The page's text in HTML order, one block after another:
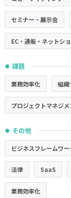
セミナー・展示会
EC・通販・ネットシ
● 課題
業務効率化 組織
プロジェクトマネジメ
● その他
ビジネスフレームワー
法律 SaaS
業務効率化